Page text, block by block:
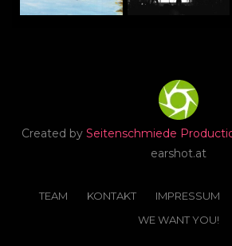
Created by Seitenschmiede
earshot.at
TEAM KONTAKT IMPRESSUM
WE WANT YOU!